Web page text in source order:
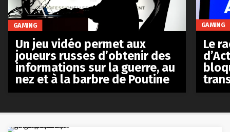
GAMING
Un jeu vidéo permet aux
joueurs russes d’obtenir des
informations sur la guerre, au
nez et à la barbre de Poutine
GAMING
Le